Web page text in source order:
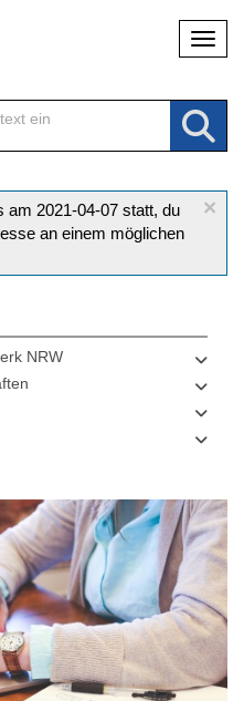
×
am 2021-04-07 statt, du
an einem möglichen
NRW